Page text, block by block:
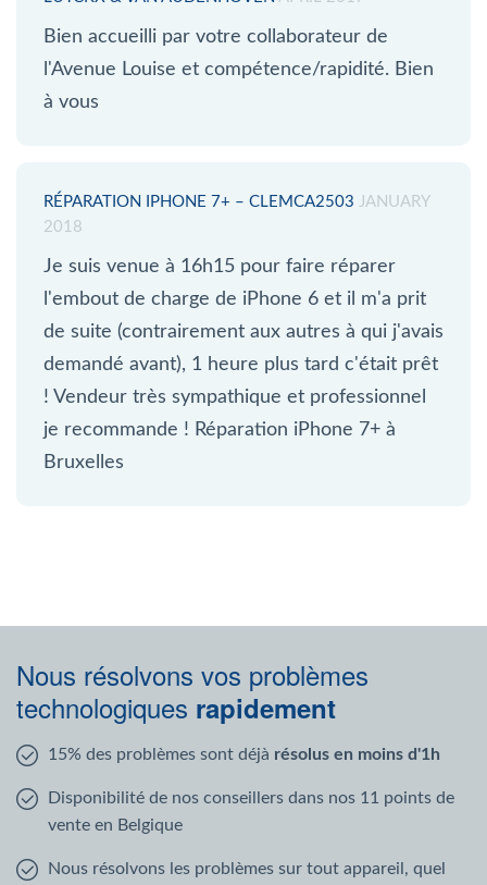
Bien accueilli par votre collaborateur de
l'Avenue Louise et compétence/rapidité. Bien
à vous
RÉPARATION IPHONE 7+ – CLEMCA2503 JANUARY
2018
Je suis venue à 16h15 pour faire réparer
l'embout de charge de iPhone 6 et il m'a prit
de suite (contrairement aux autres à qui j'avais
demandé avant), 1 heure plus tard c'était prêt
! Vendeur très sympathique et professionnel
je recommande ! Réparation iPhone 7+ à
Bruxelles
Nous résolvons vos problèmes
technologiques rapidement
15% des problèmes sont déjà résolus en moins d'1h
Disponibilité de nos conseillers dans nos 11 points de
vente en Belgique
Nous résolvons les problèmes sur tout appareil, quel